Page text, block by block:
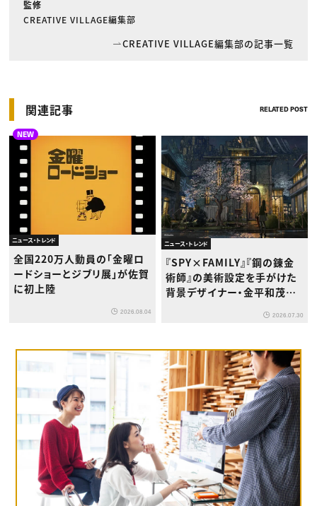
監修
CREATIVE VILLAGE編集部
CREATIVE VILLAGE編集部の記事一覧
関連記事 RELATED POST
NEW
ニュース・トレンド
全国220万人動員の「金曜ロ
ードショーとジブリ展」が佐賀
に初上陸
2026.08.04
ニュース・トレンド
『SPY×FAMILY』『鋼の錬金
術師』の美術設定を手がけた
背景デザイナー・金平和茂氏
2026.07.30